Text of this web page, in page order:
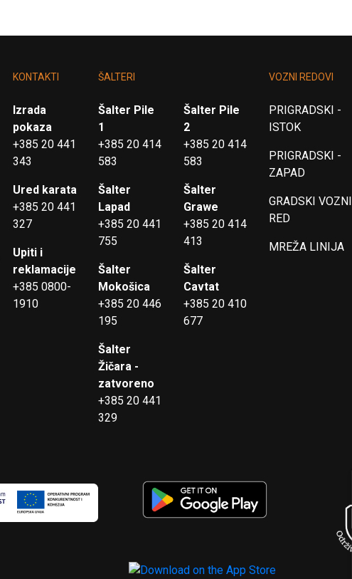
KONTAKTI
Izrada
pokaza
+385 20 441
343
Ured karata
+385 20 441
327
Upiti i
reklamacije
+385 0800-
1910
ŠALTERI
Šalter Pile
1
+385 20 414
583
Šalter Pile
2
+385 20 414
583
Šalter
Lapad
+385 20 441
755
Šalter
Grawe
+385 20 414
413
Šalter
Mokošica
+385 20 446
195
Šalter
Cavtat
+385 20 410
677
Šalter
Žičara -
zatvoreno
+385 20 441
329
VOZNI REDOVI
PRIGRADSKI -
ISTOK
PRIGRADSKI -
ZAPAD
GRADSKI VOZNI
RED
MREŽA LINIJA